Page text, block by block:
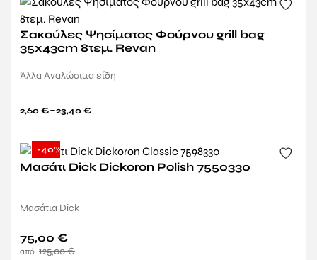
Σακούλες Ψησίματος Φούρνου grill bag
35x43cm 8τεμ. Revan
Άλλα Αναλώσιμα είδη
2,60 €–23,40 €
-40%
Μασάτι Dick Dickoron Polish 7550330
Μασάτια Dick
125,00€
75,00 €